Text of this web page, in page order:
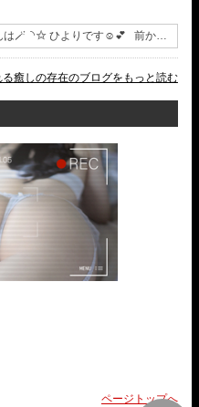
は🪄︎︎◝✩ ひよりです☺️💕 前か…
癒しの存在のブログをもっと読む
ページトップへ